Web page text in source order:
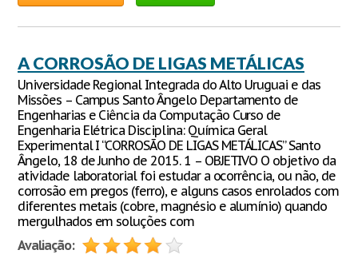
A CORROSÃO DE LIGAS METÁLICAS
Universidade Regional Integrada do Alto Uruguai e das
Missões – Campus Santo Ângelo Departamento de
Engenharias e Ciência da Computação Curso de
Engenharia Elétrica Disciplina: Química Geral
Experimental I “CORROSÃO DE LIGAS METÁLICAS” Santo
Ângelo, 18 de Junho de 2015. 1 – OBJETIVO ​O objetivo da
atividade laboratorial foi estudar a ocorrência, ou não, de
corrosão em pregos (ferro), e alguns casos enrolados com
diferentes metais (cobre, magnésio e alumínio) quando
mergulhados em soluções com
Avaliação: